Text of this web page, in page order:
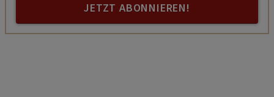
JETZT ABONNIEREN!